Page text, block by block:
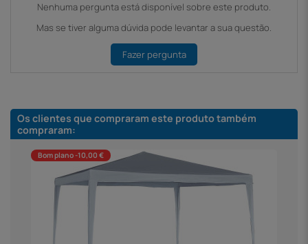
Nenhuma pergunta está disponível sobre este produto.
Mas se tiver alguma dúvida pode levantar a sua questão.
Fazer pergunta
Os clientes que compraram este produto também
compraram:
Bom plano -10,00 €